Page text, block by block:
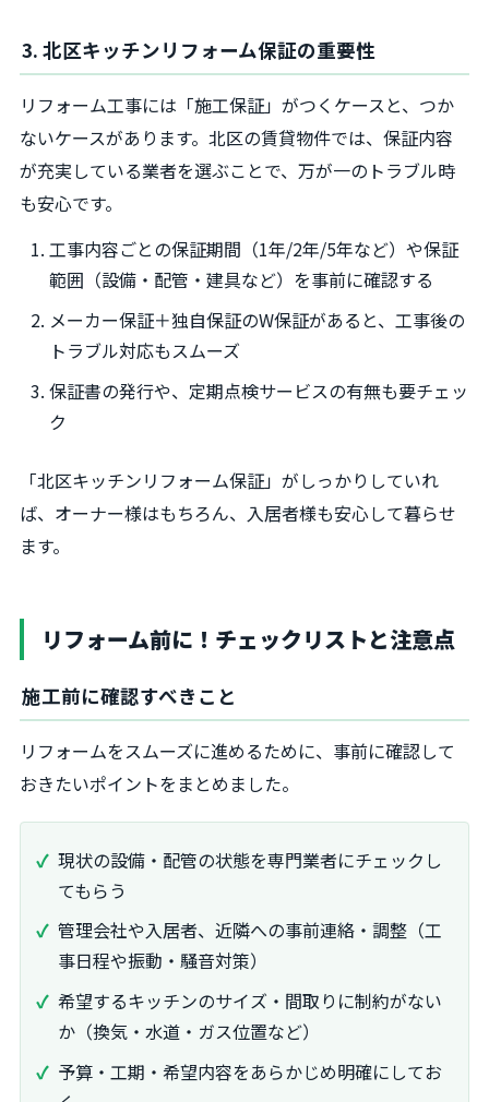
3. 北区キッチンリフォーム保証の重要性
リフォーム工事には「施工保証」がつくケースと、つか
ないケースがあります。北区の賃貸物件では、保証内容
が充実している業者を選ぶことで、万が一のトラブル時
も安心です。
工事内容ごとの保証期間（1年/2年/5年など）や保証
範囲（設備・配管・建具など）を事前に確認する
メーカー保証＋独自保証のW保証があると、工事後の
トラブル対応もスムーズ
保証書の発行や、定期点検サービスの有無も要チェッ
ク
「北区キッチンリフォーム保証」がしっかりしていれ
ば、オーナー様はもちろん、入居者様も安心して暮らせ
ます。
リフォーム前に！チェックリストと注意点
施工前に確認すべきこと
リフォームをスムーズに進めるために、事前に確認して
おきたいポイントをまとめました。
現状の設備・配管の状態を専門業者にチェックし
てもらう
管理会社や入居者、近隣への事前連絡・調整（工
事日程や振動・騒音対策）
希望するキッチンのサイズ・間取りに制約がない
か（換気・水道・ガス位置など）
予算・工期・希望内容をあらかじめ明確にしてお